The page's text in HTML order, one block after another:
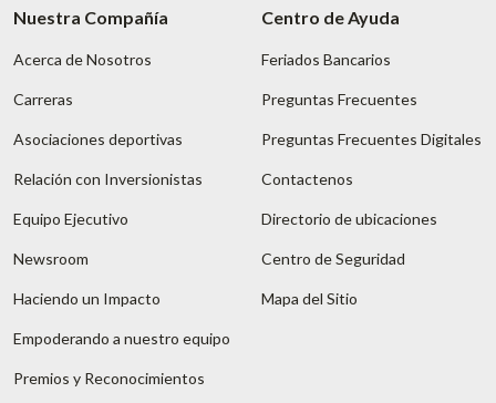
Nuestra Compañía
Acerca de Nosotros
Carreras
Asociaciones deportivas
Relación con Inversionistas
Equipo Ejecutivo
Newsroom
Haciendo un Impacto
Empoderando a nuestro equipo
Premios y Reconocimientos
Centro de Ayuda
Feriados Bancarios
Preguntas Frecuentes
Preguntas Frecuentes Digitales
Contactenos
Directorio de ubicaciones
Centro de Seguridad
Mapa del Sitio